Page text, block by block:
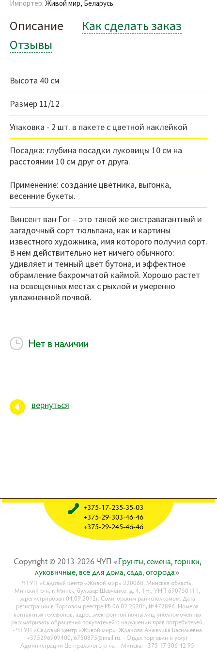
Импортер: Живой мир, Беларусь
Описание
Как сделать заказ
Отзывы
Высота 40 см
Размер 11/12
Упаковка - 2 шт. в пакете с цветной наклейкой
Посадка: глубина посадки луковицы 10 см на
расстоянии 10 см друг от друга.
Применение: создание цветника, выгонка,
весенние букеты.
Bинceнт вaн Гoг – это такой же экстравагантный и
загадочный сорт тюльпана, как и картины
известного художника, имя которого получил сорт.
В нем действительно нет ничего обычного:
удивляет и темный цвет бутона, и эффектное
обрамление бахромчатой каймой. Хорошо растет
на освещенных местах с рыхлой и умеренно
увлажненной почвой.
Нет в наличии
вернуться
Copyright © 2013-2026 ЧУП «Гpyнты, ceмeнa, гopшки,
лyкoвичныe, вce для дoмa, caдa, oгopoдa»
ЧТУП «Садовый центр «Живой мир» 220068, Минская область,
Минский р-н, г. Минск, бульвар Шевченко, д. 4, 1Н., УНП 690750111,
зарегистрирован 04.09.2012г. Солигорским райисполкомом. Дата
регистрации в Торговом реестре РБ 06.02.2020г., №472896. Номера
контактных телефонов, адрес электронной почты лиц, уполномоченных
рассматривать обращения покупателей о нарушении прав потребителей:
- ЧТУП «Садовый центр «Живой мир»: Жданова Анжелика Васильевна
+375296909400, 6750875@mail.ru. - Отдел торговли и услуг
Администрации Центрального р-на г. Минска: +375 17 306 42 95
+375-17-235-35-03
+375-29-303-46-46
+375-29-245-46-46